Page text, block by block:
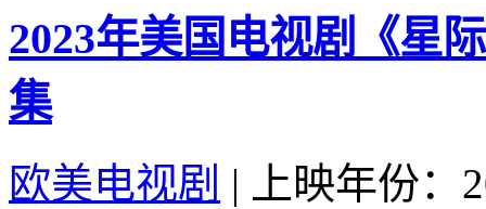
2023年美国电视剧《星
集
欧美电视剧 |
上映年份：